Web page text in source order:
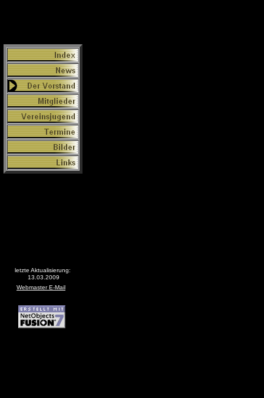
letzte Aktualisierung:
13.03.2009
Webmaster E-Mail